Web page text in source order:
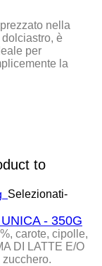
nella
è
per
la
to
Selezionati-
- 350G
carote, cipolle,
DI LATTE E/O